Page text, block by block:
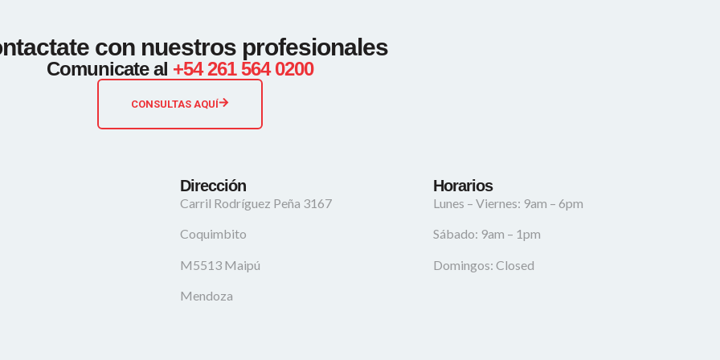
con nuestros profesionales
Comunicate al +54 261 564 0200
CONSULTAS AQUÍ
Dirección
Carril Rodríguez Peña 3167
Coquimbito
M5513 Maipú
Mendoza
Horarios
Lunes – Viernes: 9am – 6pm
Sábado: 9am – 1pm
Domingos: Closed